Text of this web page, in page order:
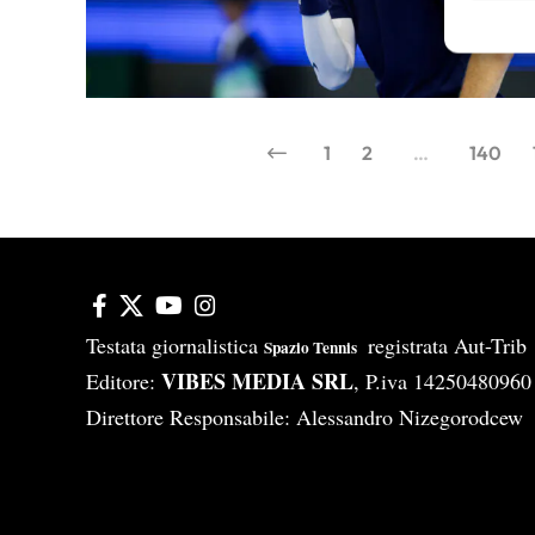
scelte
1 2 … 140
Testata giornalistica Spazio Tennis registrata Aut-
Editore: VIBES MEDIA SRL, P.iva 14250480960
Direttore Responsabile: Alessandro Nizegorodcew